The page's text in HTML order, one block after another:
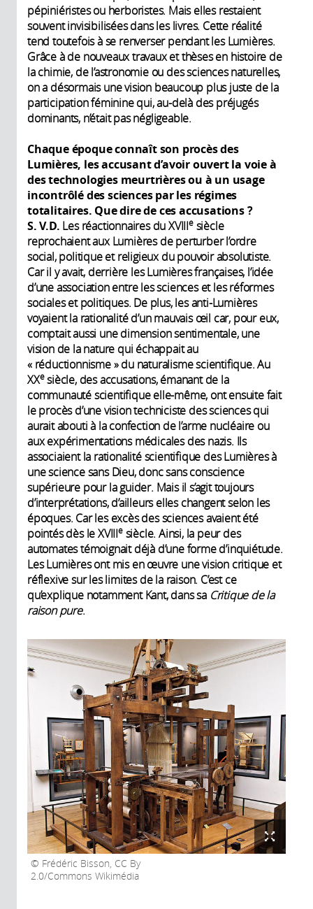
pépiniéristes ou herboristes. Mais elles restaient
souvent invisibilisées dans les livres. Cette réalité
tend toutefois à se renverser pendant les Lumières.
Grâce à de nouveaux travaux et thèses en histoire de
la chimie, de l’astronomie ou des sciences naturelles,
on a désormais une vision beaucoup plus juste de la
participation féminine qui, au-delà des préjugés
dominants, n’était pas négligeable.
Chaque époque connaît son procès des
Lumières, les accusant d’avoir ouvert la voie à
des technologies meurtrières ou à un usage
incontrôlé des sciences par les régimes
totalitaires. Que dire de ces accusations ?
S. V.D. Les réactionnaires du XVIIIesiècle
reprochaient aux Lumières de perturber l’ordre
social, politique et religieux du pouvoir absolutiste.
Car il y avait, derrière les Lumières françaises, l’idée
d’une association entre les sciences et les réformes
sociales et politiques. De plus, les anti-Lumières
voyaient la rationalité d’un mauvais œil car, pour eux,
comptait aussi une dimension sentimentale, une
vision de la nature qui échappait au
« réductionnisme » du naturalisme scientifique. Au
XXesiècle, des accusations, émanant de la
communauté scientifique elle-même, ont ensuite fait
le procès d’une vision techniciste des sciences qui
aurait abouti à la confection de l’arme nucléaire ou
aux expérimentations médicales des nazis. Ils
associaient la rationalité scientifique des Lumières à
une science sans Dieu, donc sans conscience
supérieure pour la guider. Mais il s’agit toujours
d’interprétations, d’ailleurs elles changent selon les
époques. Car les excès des sciences avaient été
pointés dès le XVIIIesiècle. Ainsi, la peur des
automates témoignait déjà d’une forme d’inquiétude.
Les Lumières ont mis en œuvre une vision critique et
réflexive sur les limites de la raison. C’est ce
qu’explique notamment Kant, dans sa Critique de la
raison pure.
Frédéric Bisson, CC By
2.0/Commons Wikimédia